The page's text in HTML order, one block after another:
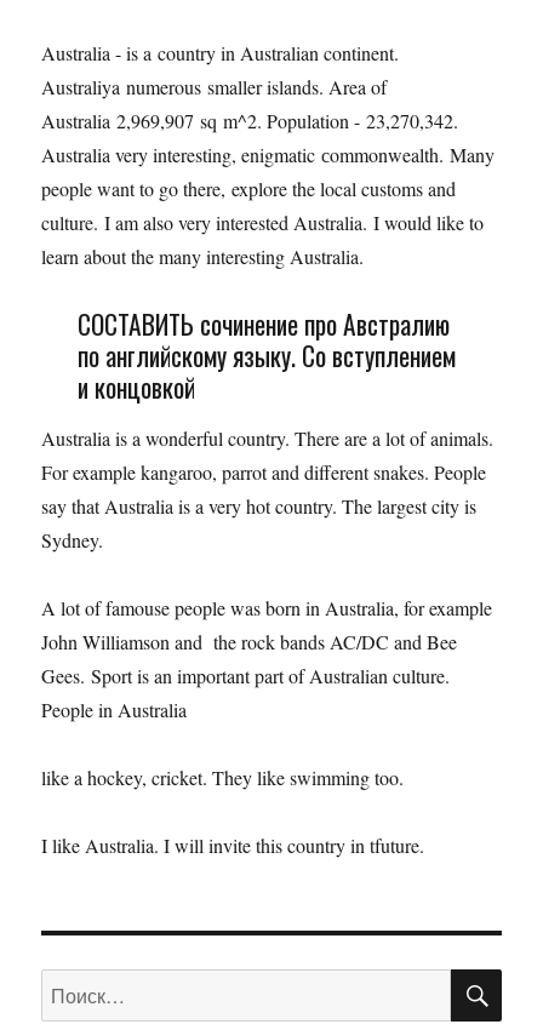
Australia - is a country in Australian continent.
Australiya numerous smaller islands. Area of
Australia 2,969,907 sq m^2. Population - 23,270,342.
Australia very interesting, enigmatic сommonwealth. Many
people want to go there, explore the local customs and
culture. I am also very interested Australia. I would like to
learn about the many interesting Australia.
СОСТАВИТЬ сочинение про Австралию
по английскому языку. Со вступлением
и концовкой
Australia is a wonderful country. There are a lot of animals.
For example kangaroo, parrot and different snakes. People
say that Australia is a very hot country. The largest city is
Sydney.
A lot of famouse people was born in Australia, for example
John Williamson and the rock bands AC/DC and Bee
Gees. Sport is an important part of Australian culture.
People in Australia
like a hockey, cricket. They like swimming too.
I like Australia. I will invite this country in tfuture.
Искать: